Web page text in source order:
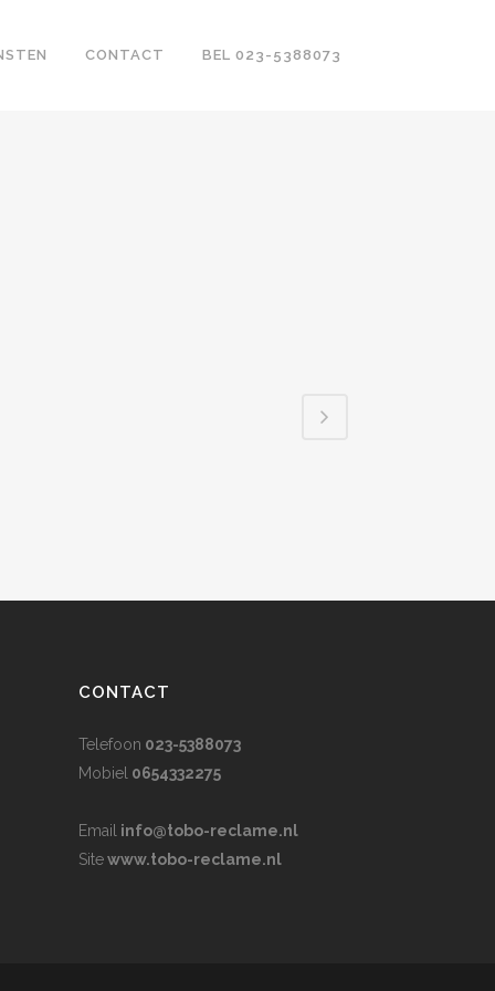
CONTACT BEL 023-5388073
CONTACT
Telefoon 023-5388073
Mobiel 0654332275
Email info@tobo-reclame.nl
Sitewww.tobo-reclame.nl